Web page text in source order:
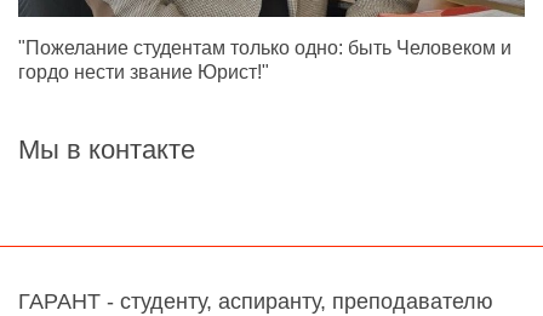
"Пожелание студентам только одно: быть Человеком и
гордо нести звание Юрист!"
Мы в контакте
ГАРАНТ - студенту, аспиранту, преподавателю